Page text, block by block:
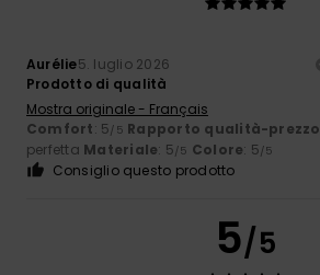
Aurélie5. luglio 2026
Prodotto di qualità
Mostra originale - Français
Comfort: 5/5 Rapporto qualità-prezzo
perfetta Materiale: 5/5 Colore: 5/5
Consiglio questo prodotto
5/5